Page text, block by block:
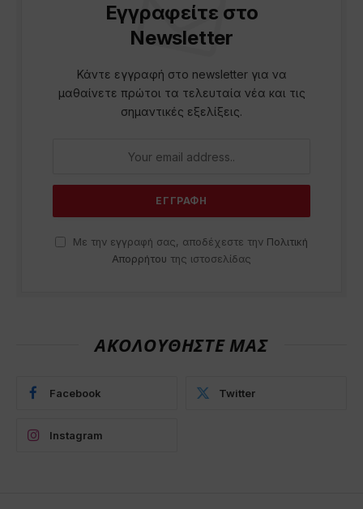
Εγγραφείτε στο
Newsletter
Κάντε εγγραφή στο newsletter για να
μαθαίνετε πρώτοι τα τελευταία νέα και τις
σημαντικές εξελίξεις.
Με την εγγραφή σας, αποδέχεστε την Πολιτική
Απορρήτου της ιστοσελίδας
ΑΚΟΛΟΥΘΗΣΤΕ ΜΑΣ
Facebook Twitter
Instagram